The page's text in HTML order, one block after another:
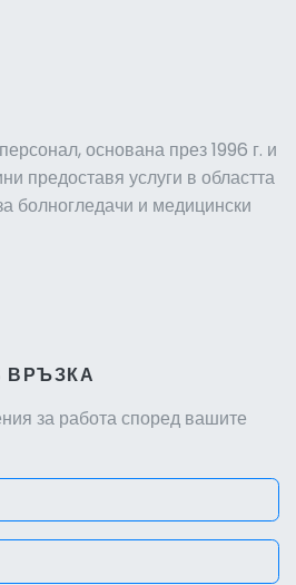
основана през 1996 г. и
предоставя услуги в областта
болногледачи и медицински
ВРЪЗКА
за работа според вашите